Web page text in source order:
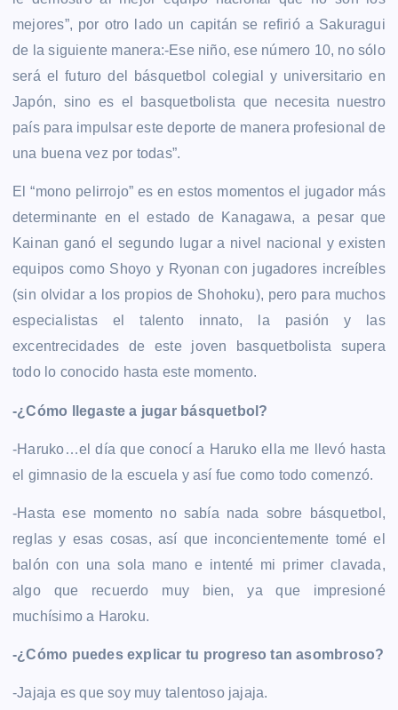
mejores”, por otro lado un capitán se refirió a Sakuragui
de la siguiente manera:-Ese niño, ese número 10, no sólo
será el futuro del básquetbol colegial y universitario en
Japón, sino es el basquetbolista que necesita nuestro
país para impulsar este deporte de manera profesional de
una buena vez por todas”.
El “mono pelirrojo” es en estos momentos el jugador más
determinante en el estado de Kanagawa, a pesar que
Kainan ganó el segundo lugar a nivel nacional y existen
equipos como Shoyo y Ryonan con jugadores increíbles
(sin olvidar a los propios de Shohoku), pero para muchos
especialistas el talento innato, la pasión y las
excentrecidades de este joven basquetbolista supera
todo lo conocido hasta este momento.
-¿Cómo llegaste a jugar básquetbol?
-Haruko…el día que conocí a Haruko ella me llevó hasta
el gimnasio de la escuela y así fue como todo comenzó.
-Hasta ese momento no sabía nada sobre básquetbol,
reglas y esas cosas, así que inconcientemente tomé el
balón con una sola mano e intenté mi primer clavada,
algo que recuerdo muy bien, ya que impresioné
muchísimo a Haroku.
-¿Cómo puedes explicar tu progreso tan asombroso?
-Jajaja es que soy muy talentoso jajaja.